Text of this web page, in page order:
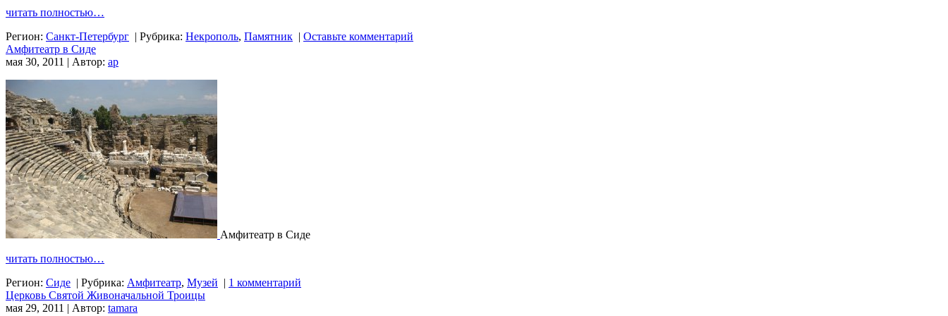
читать полностью…
Регион: Санкт-Петербург | Рубрика: Некрополь, Памятник | Оставьте комментарий
Амфитеатр в Сиде
мая 30, 2011 | Автор: ap
Амфитеатр в Сиде
читать полностью…
Регион: Сиде | Рубрика: Амфитеатр, Музей | 1 комментарий
Церковь Святой Живоначальной Троицы
мая 29, 2011 | Автор: tamara